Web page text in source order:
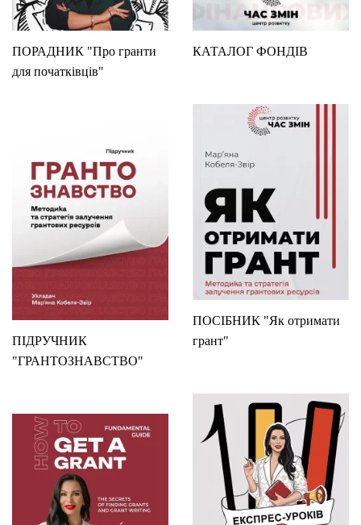
ПОРАДНИК "Про гранти
для початківців"
КАТАЛОГ ФОНДІВ
ПОСІБНИК "Як отримати
грант"
ПІДРУЧНИК
"ГРАНТОЗНАВСТВО"